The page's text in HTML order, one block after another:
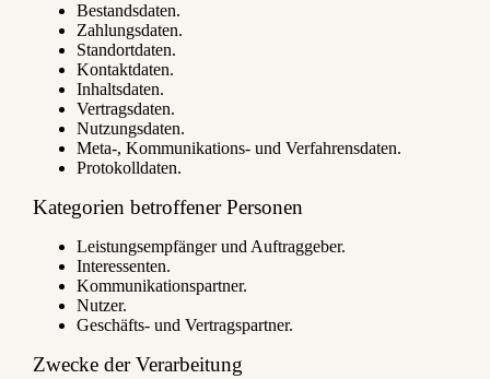
Bestandsdaten.
Zahlungsdaten.
Standortdaten.
Kontaktdaten.
Inhaltsdaten.
Vertragsdaten.
Nutzungsdaten.
Meta-, Kommunikations- und Verfahrensdaten.
Protokolldaten.
Kategorien betroffener Personen
Leistungsempfänger und Auftraggeber.
Interessenten.
Kommunikationspartner.
Nutzer.
Geschäfts- und Vertragspartner.
Zwecke der Verarbeitung